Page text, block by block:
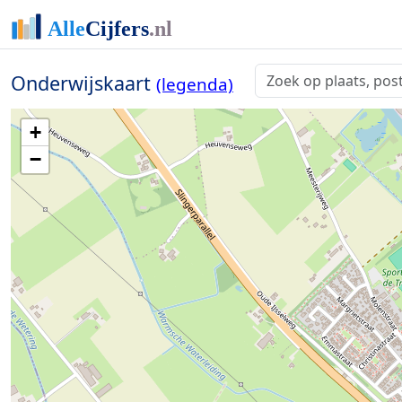
Onderwijskaart (legenda)
+
−